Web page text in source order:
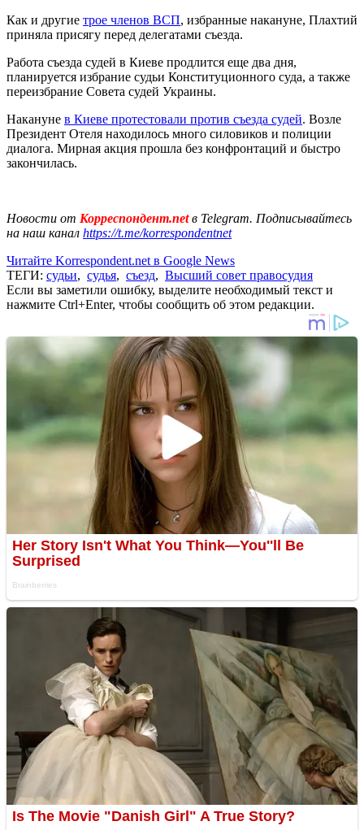
Как и другие трое членов ВСП, избранные накануне, Плахтий
приняла присягу перед делегатами съезда.
Работа съезда судей в Киеве продлится еще два дня,
планируется избрание судьи Конституционного суда, а также
переизбрание Совета судей Украины.
Накануне в Киеве протестовали против съезда судей. Возле
Президент Отеля находилось много силовиков и полиции
диалога. Мирная акция прошла без конфронтаций и быстро
закончилась.
Новости от Корреспондент.netв Telegram. Подписывайтесь
на наш канал https://t.me/korrespondentnet
Читайте Korrespondent.net в Google News
ТЕГИ: судьи, судья, съезд, Высший совет правосудия
Если вы заметили ошибку, выделите необходимый текст и
нажмите Ctrl+Enter, чтобы сообщить об этом редакции.